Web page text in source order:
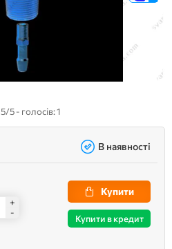
5/5 - голосів: 1
В наявності
+
-
Купити
Купити в кредит